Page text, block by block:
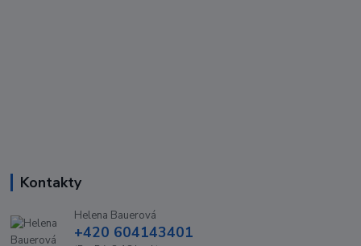
Kontakty
Helena Bauerová
+420 604143401